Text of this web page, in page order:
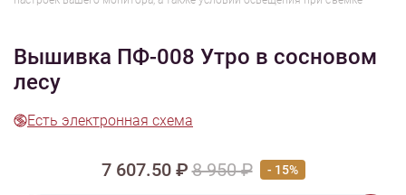
Вышивка ПФ-008 Утро в сосновом
лесу
Есть электронная схема
7 607.50 ₽8 950 ₽ - 15%